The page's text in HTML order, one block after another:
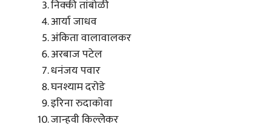
निक्की तांबोळी
आर्या जाधव
अंकिता वालावालकर
अरबाज पटेल
धनंजय पवार
घनश्याम दरोडे
इरिना रुदाकोवा
जान्हवी किल्लेेकर